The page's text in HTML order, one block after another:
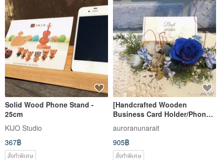
Solid Wood Phone Stand -
25cm
KIJO Studio
367฿
สั่งทำพิเศษ
[Handcrafted Wooden
Business Card Holder/Phone
Business Card Holder / Phone
Stand / Desk Decor / Display /
Shop Opening
auroranunarait
905฿
สั่งทำพิเศษ